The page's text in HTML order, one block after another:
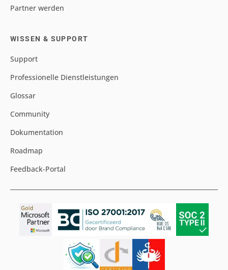
Partner werden
WISSEN & SUPPORT
Support
Professionelle Dienstleistungen
Glossar
Community
Dokumentation
Roadmap
Feedback-Portal